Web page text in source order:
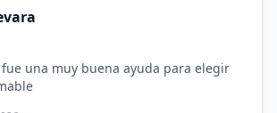
👍🏽
fue una muy buena ayuda para elegir